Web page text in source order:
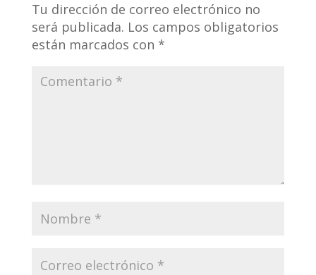
Tu dirección de correo electrónico no
será publicada. Los campos obligatorios
están marcados con *